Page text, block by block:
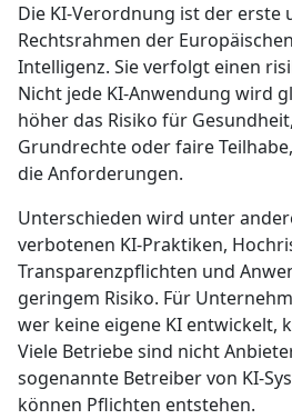
Die KI-Verordnung ist der erste
Rechtsrahmen der
Intelligenz. Sie verfolgt einen
Nicht jede KI-Anwendung wird
höher das Risiko für
Grundrechte oder faire
die Anforderungen.
Unterschieden wird unter
verbotenen KI-Praktiken,
Transparenzpflichten und
geringem Risiko. Für
wer keine eigene KI entwickelt,
Viele Betriebe sind nicht
sogenannte Betreiber von KI-
können Pflichten entstehen.